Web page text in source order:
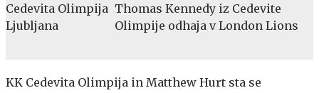
Thomas Kennedy iz Cedevite
Olimpije odhaja v London Lions
KK Cedevita Olimpija in Matthew Hurt sta se